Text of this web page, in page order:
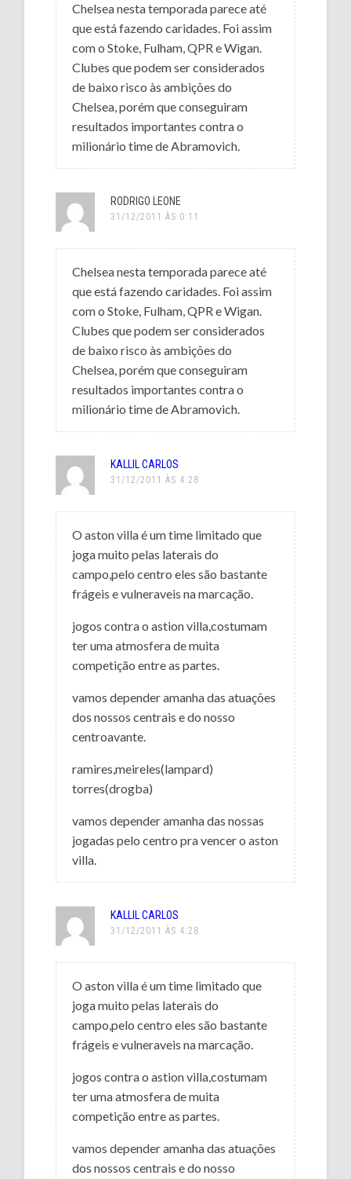
Chelsea nesta temporada parece até
que está fazendo caridades. Foi assim
com o Stoke, Fulham, QPR e Wigan.
Clubes que podem ser considerados
de baixo risco às ambições do
Chelsea, porém que conseguiram
resultados importantes contra o
milionário time de Abramovich.
RODRIGO LEONE
31/12/2011 ÀS 0:11
Chelsea nesta temporada parece até
que está fazendo caridades. Foi assim
com o Stoke, Fulham, QPR e Wigan.
Clubes que podem ser considerados
de baixo risco às ambições do
Chelsea, porém que conseguiram
resultados importantes contra o
milionário time de Abramovich.
KALLIL CARLOS
31/12/2011 ÀS 4:28
O aston villa é um time limitado que
joga muito pelas laterais do
campo,pelo centro eles são bastante
frágeis e vulneraveis na marcação.
jogos contra o astion villa,costumam
ter uma atmosfera de muita
competição entre as partes.
vamos depender amanha das atuações
dos nossos centrais e do nosso
centroavante.
ramires,meireles(lampard)
torres(drogba)
vamos depender amanha das nossas
jogadas pelo centro pra vencer o aston
villa.
KALLIL CARLOS
31/12/2011 ÀS 4:28
O aston villa é um time limitado que
joga muito pelas laterais do
campo,pelo centro eles são bastante
frágeis e vulneraveis na marcação.
jogos contra o astion villa,costumam
ter uma atmosfera de muita
competição entre as partes.
vamos depender amanha das atuações
dos nossos centrais e do nosso